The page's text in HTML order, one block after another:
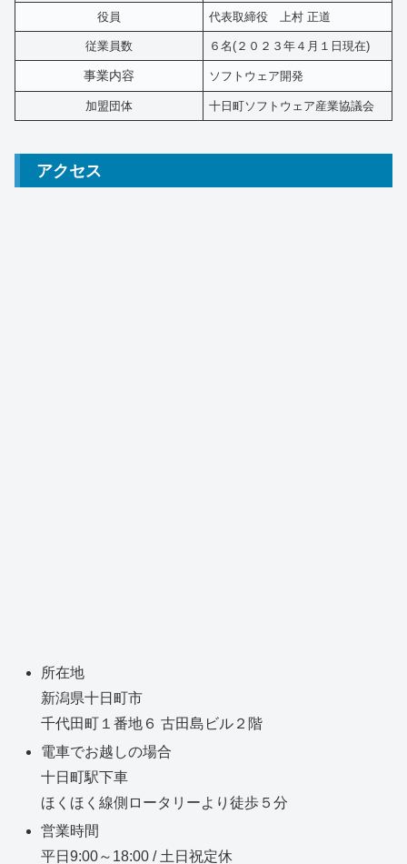
役員 代表取締役 上村 正道
従業員数 ６名(２０２３年４月１日現在)
事業内容 ソフトウェア開発
加盟団体 十日町ソフトウェア産業協議会
アクセス
所在地
新潟県十日町市
千代田町１番地６ 古田島ビル２階
電車でお越しの場合
十日町駅下車
ほくほく線側ロータリーより徒歩５分
営業時間
平日9:00～18:00 / 土日祝定休